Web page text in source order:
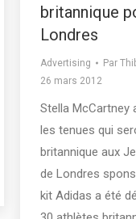
britannique
Londres
Advertising Par
26 mars 2012
Stella McCartney
les tenues qui
britannique aux
de Londres
kit Adidas a été